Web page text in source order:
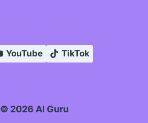
YouTube TikTok
© 2026 AI Guru